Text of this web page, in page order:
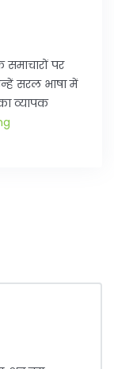
पर
सरल भाषा में
व्यापक